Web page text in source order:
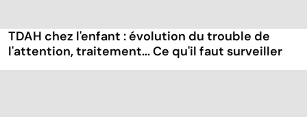
TDAH chez l'enfant : évolution du trouble de
l'attention, traitement... Ce qu'il faut surveiller